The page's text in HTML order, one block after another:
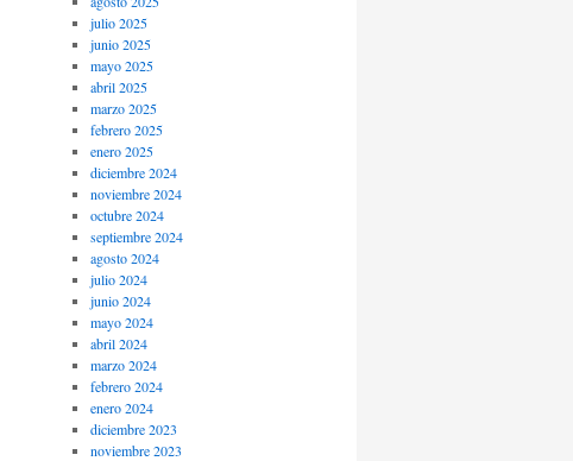
julio 2025
junio 2025
mayo 2025
abril 2025
marzo 2025
febrero 2025
enero 2025
diciembre 2024
noviembre 2024
octubre 2024
septiembre 2024
agosto 2024
julio 2024
junio 2024
mayo 2024
abril 2024
marzo 2024
febrero 2024
enero 2024
diciembre 2023
noviembre 2023